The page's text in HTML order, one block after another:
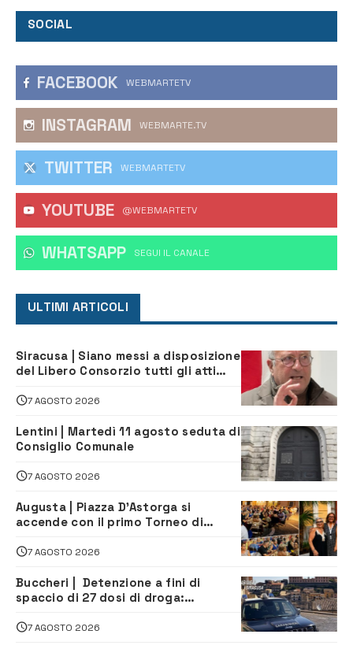
SOCIAL
FACEBOOK WEBMARTETV
INSTAGRAM WEBMARTE.TV
TWITTER WEBMARTETV
YOUTUBE @WEBMARTETV
WHATSAPP ‎SEGUI IL CANALE
ULTIMI ARTICOLI
Siracusa | Siano messi a disposizione
del Libero Consorzio tutti gli atti
7 AGOSTO 2026
Lentini | Martedì 11 agosto seduta di
Consiglio Comunale
7 AGOSTO 2026
Augusta | Piazza D’Astorga si
accende con il primo Torneo di
7 AGOSTO 2026
Buccheri | Detenzione a fini di
spaccio di 27 dosi di droga:
7 AGOSTO 2026